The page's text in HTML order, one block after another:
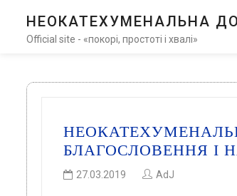
НЕОКАТЕХУМЕНАЛЬНА
Official site - «покорі, простоті і хвалі»
БЛАГОСЛОВЕННЯ І
27.03.2019 AdJ